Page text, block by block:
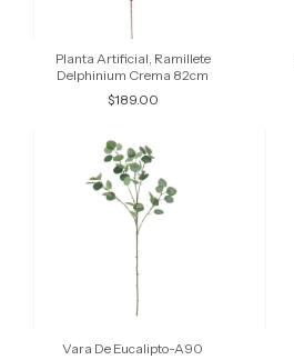
Planta Artificial, Ramillete
Delphinium Crema 82cm
$189.00
Vara De Eucalipto-A90